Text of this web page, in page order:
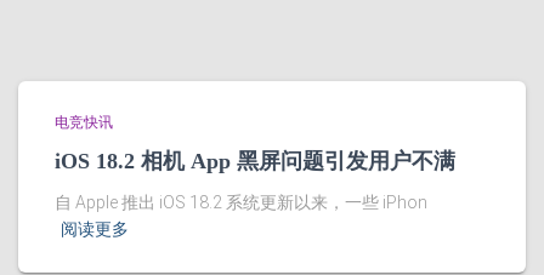
电竞快讯
iOS 18.2 相机 App 黑屏问题引发用户不满
自 Apple 推出 iOS 18.2 系统更新以来，一些 iPhon
阅读更多